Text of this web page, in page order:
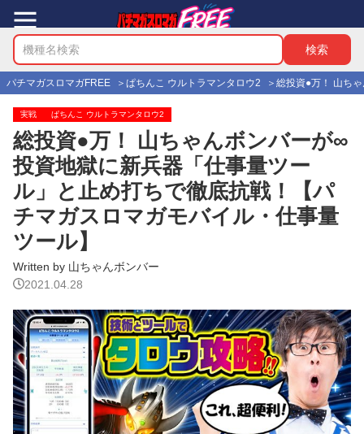
パチマガスロマガFREE ぱちんこ ウルトラマンタロウ2 総投資●万！ 山ち
実戦 ぱちんこ ウルトラマンタロウ2
総投資●万！ 山ちゃんボンバーが∞
投資地獄に新兵器「仕事量ツー
ル」と止め打ちで徹底抗戦！【パ
チマガスロマガモバイル・仕事量
ツール】
Written by 山ちゃんボンバー
2021.04.28